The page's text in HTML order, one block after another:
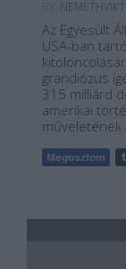
Az Egyesült
USA-ban
grandiózus
315 milliárd
amerikai
műveletének